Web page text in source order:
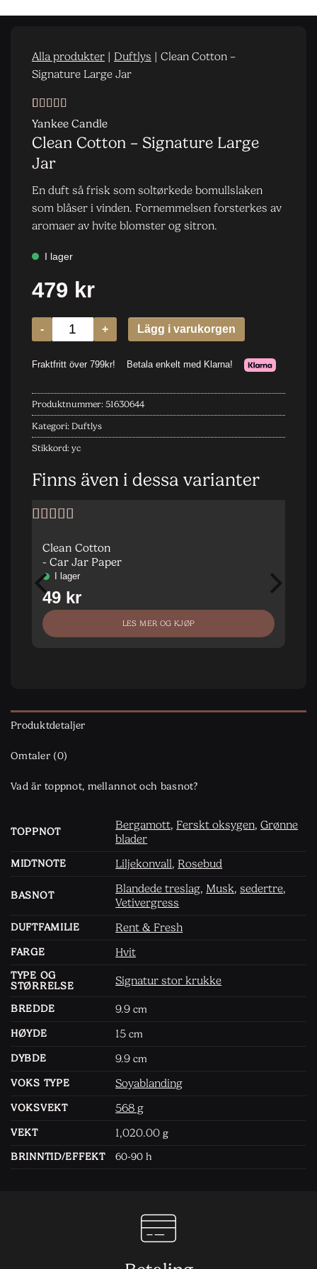
Produktdetaljer
Omtaler (0)
Vad är toppnot, mellannot och basnot?
TOPPNOT
Bergamott, Ferskt oksygen,Grønne
blader
MIDTNOTE Liljekonvall, Rosebud
BASNOT
Blandede treslag, Musk,sedertre,
Vetivergress
DUFTFAMILIE Rent & Fresh
FARGE Hvit
TYPE OG
STØRRELSE
Signatur stor krukke
BREDDE 9.9 cm
HØYDE
15 cm
DYBDE
9.9 cm
VOKS TYPE
Soyablanding
VOKSVEKT 568 g
VEKT 1,020.00 g
BRINNTID/EFFEKT
60-90 h
Alla produkter | Duftlys | Clean Cotton –
Signature Large Jar
Vurdert 5av
5 basert på
1
kundevurdering
Yankee Candle
Clean Cotton – Signature Large
Jar
En duft så frisk som soltørkede bomullslaken
som blåser i vinden. Fornemmelsen forsterkes av
aromaer av hvite blomster og sitron.
Produktnummer: 51630644
Kategori: Duftlys
Stikkord: yc
Finns även i dessa varianter
Clean Cotton
- Car Jar Paper
LES MER OG KJØP